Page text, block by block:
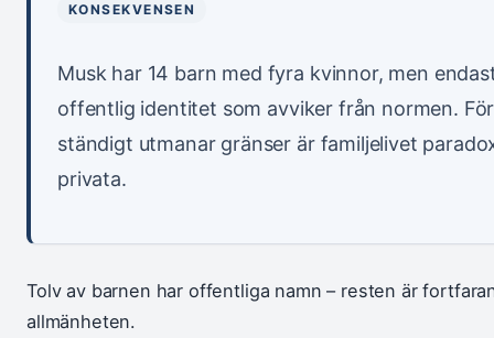
KONSEKVENSEN
Musk har 14 barn med fyra kvinnor, men
offentlig identitet som avviker från normen.
ständigt utmanar gränser är familjelivet
privata.
Tolv av barnen har offentliga namn – resten är
allmänheten.